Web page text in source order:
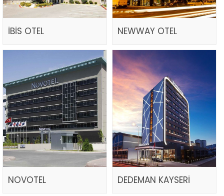
İBİS OTEL NEWWAY OTEL
NOVOTEL DEDEMAN KAYSERİ